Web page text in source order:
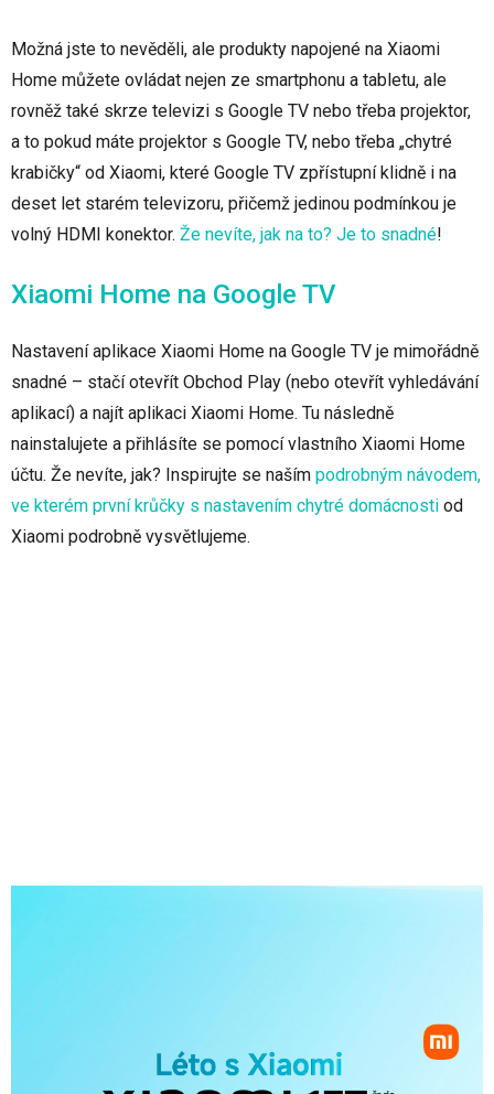
Možná jste to nevěděli, ale produkty napojené na Xiaomi
Home můžete ovládat nejen ze smartphonu a tabletu, ale
rovněž také skrze televizi s Google TV nebo třeba projektor,
a to pokud máte projektor s Google TV, nebo třeba „chytré
krabičky“ od Xiaomi, které Google TV zpřístupní klidně i na
deset let starém televizoru, přičemž jedinou podmínkou je
volný HDMI konektor. Že nevíte, jak na to? Je to snadné!
Xiaomi Home na Google TV
Nastavení aplikace Xiaomi Home na Google TV je mimořádně
snadné – stačí otevřít Obchod Play (nebo otevřít vyhledávání
aplikací) a najít aplikaci Xiaomi Home. Tu následně
nainstalujete a přihlásíte se pomocí vlastního Xiaomi Home
účtu. Že nevíte, jak? Inspirujte se naším podrobným návodem,
ve kterém první krůčky s nastavením chytré domácnosti od
Xiaomi podrobně vysvětlujeme.